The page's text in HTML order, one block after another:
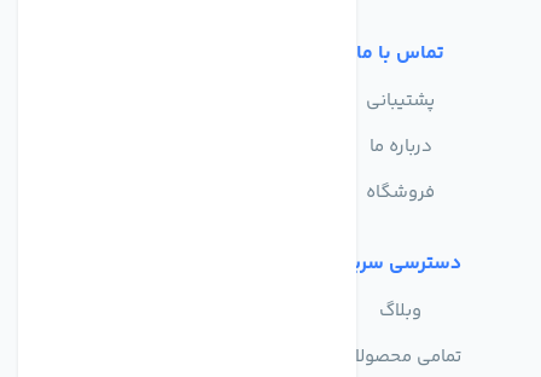
تماس با ما
پشتیبانی
درباره ما
فروشگاه
دسترسی سریع
وبلاگ
تمامی محصولات